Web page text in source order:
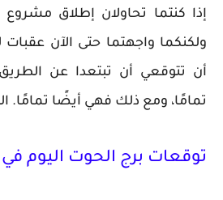
إذا كنتما تحاولان إطلاق
ولكنكما واجهتما حتى الآن
أن تتوقعي أن تبتعدا عن
تمامًا، ومع ذلك فهي أيضًا تمامًا.
توقعات برج الحوت اليوم